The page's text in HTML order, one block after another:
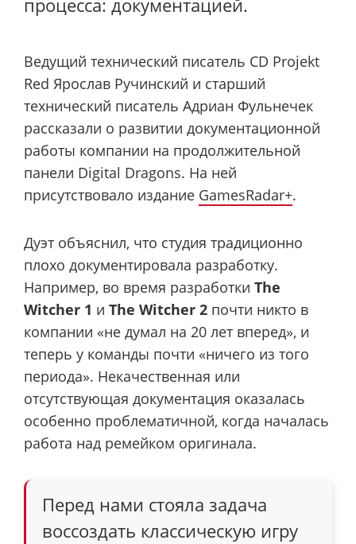
процесса: документацией.
Ведущий технический писатель CD Projekt
Red Ярослав Ручинский и старший
технический писатель Адриан Фульнечек
рассказали о развитии документационной
работы компании на продолжительной
панели Digital Dragons. На ней
присутствовало издание GamesRadar+.
Дуэт объяснил, что студия традиционно
плохо документировала разработку.
Например, во время разработки The
Witcher 1 и The Witcher 2 почти никто в
компании «не думал на 20 лет вперед», и
теперь у команды почти «ничего из того
периода». Некачественная или
отсутствующая документация оказалась
особенно проблематичной, когда началась
работа над ремейком оригинала.
Перед нами стояла задача
воссоздать классическую игру